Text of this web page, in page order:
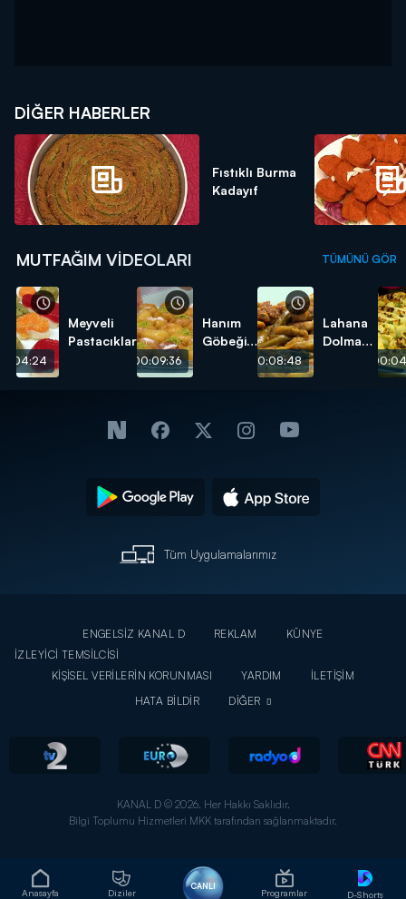
Anasayfa Diziler
CANLI
Programlar D-Shorts
DIĞER HABERLER
Fıstıklı Burma
Kadayıf
MUTFAĞIM VIDEOLARI TÜMÜNÜ GÖR
Meyveli
Pastacıklar
00:09:36
Hanım
Göbeği
00:08:48
Lahana
Dolması
Tüm Uygulamalarımız
ENGELSİZ KANAL D REKLAM
KÜNYE
İZLEYİCİ TEMSİLCİSİ
KİŞİSEL VERİLERİN KORUNMASI
YARDIM
İLETİŞİM
HATA BİLDİR
DİĞER
KANAL D © 2026. Her Hakkı Saklıdır.
Bilgi Toplumu Hizmetleri MKK tarafından sağlanmaktadır.